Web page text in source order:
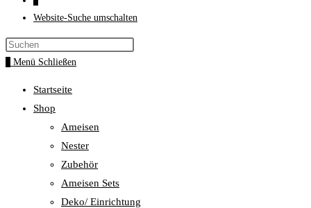
Website-Suche umschalten
Menü Schließen
Startseite
Shop
Ameisen
Nester
Zubehör
Ameisen Sets
Deko/ Einrichtung